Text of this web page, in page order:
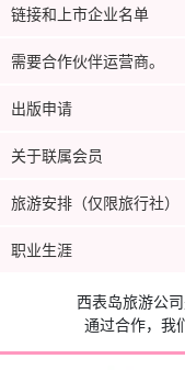
链接和上市企业名单
需要合作伙伴运营商。
出版申请
关于联属会员
旅游安排（仅限旅行社）
职业生涯
西表岛旅游公
通过合作，我